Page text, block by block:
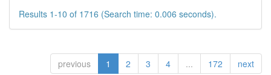
Results 1-10 of 1716 (Search time: 0.006 seconds).
previous 1 2 3 4 ... 172 next